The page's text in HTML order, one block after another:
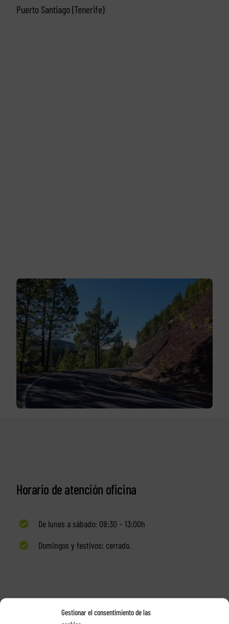
Gestionar el consentimiento de las
Horario de atención oficina
De lunes a sábado: 08:30 – 13:00h
Domingos y festivos: cerrado.
Puerto Santiago (Tenerife)